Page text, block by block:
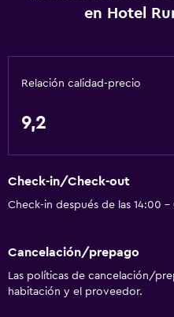
en Hotel
Relación calidad-precio
9,2
Check-in/Check-out
Check-in después de las 14:00
Cancelación/prepago
Las políticas de cancelación/
habitación y el proveedor.